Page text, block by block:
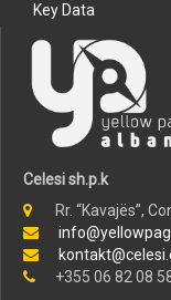
Key Data
Celesi sh.p.k
Rr. “Kavajës”,
+355 06 82 08